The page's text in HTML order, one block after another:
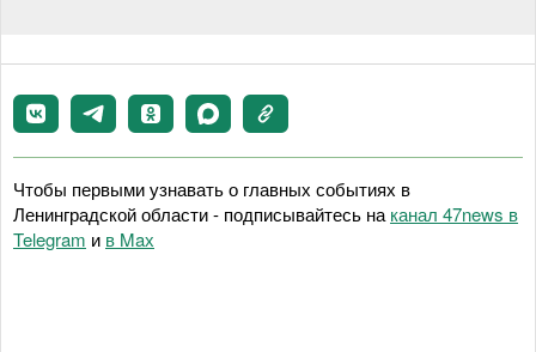
Чтобы первыми узнавать о главных событиях в
Ленинградской области - подписывайтесь на канал 47news в
Telegram и в Maх